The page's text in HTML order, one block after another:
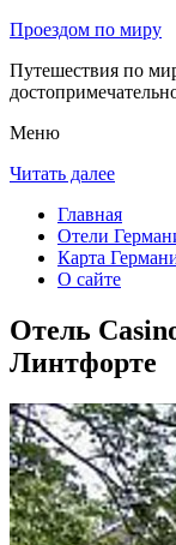
Проездом по миру
Путешествия по
Меню
Читать далее
Главная
Отели
Карта
О сайте
Отель
Линтфорте